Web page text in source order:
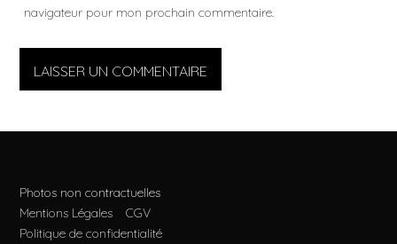
navigateur pour mon prochain commentaire.
Photos non contractuelles
Mentions Légales
CGV
Politique de confidentialité